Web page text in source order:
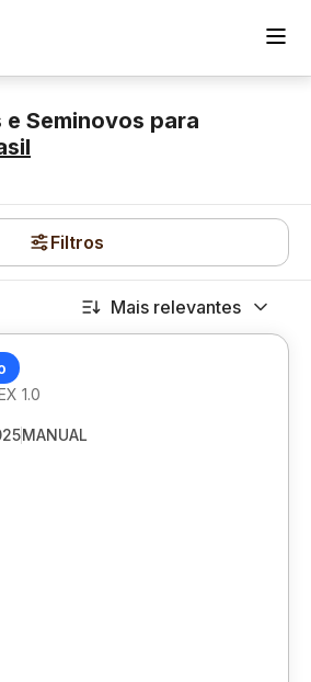
Seminovos para
Filtros
Mais relevantes
1.0
MANUAL